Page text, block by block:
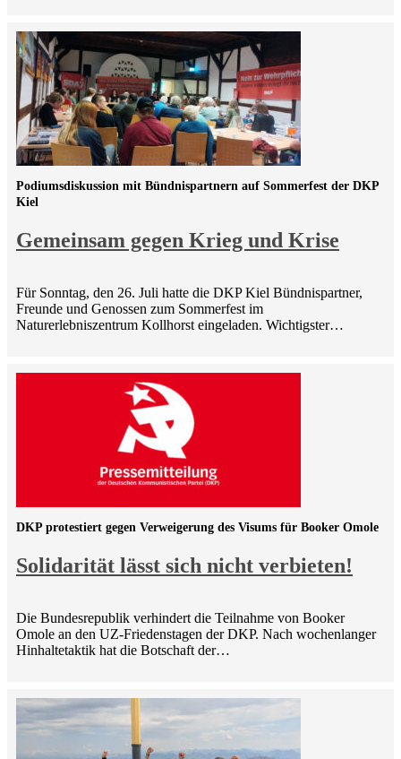
Gemeinsam gegen Krieg und Krise
Podiumsdiskussion mit Bündnispartnern auf Sommerfest der DKP
Kiel
Für Sonntag, den 26. Juli hatte die DKP Kiel Bündnispartner,
Freunde und Genossen zum Sommerfest im
Naturerlebniszentrum Kollhorst eingeladen. Wichtigster…
Solidarität lässt sich nicht verbieten!
DKP protestiert gegen Verweigerung des Visums für Booker Omole
Die Bundesrepublik verhindert die Teilnahme von Booker
Omole an den UZ-Friedenstagen der DKP. Nach wochenlanger
Hinhaltetaktik hat die Botschaft der…